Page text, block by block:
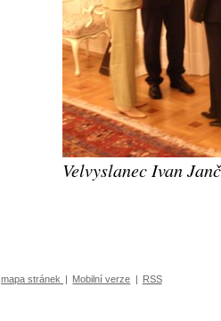
Velvyslanec Ivan
mapa stránek | Mobilní verze | RSS